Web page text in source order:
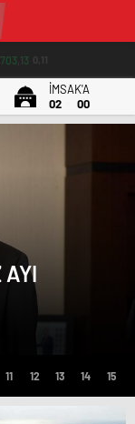
İMSAK'A
02
00
AYI